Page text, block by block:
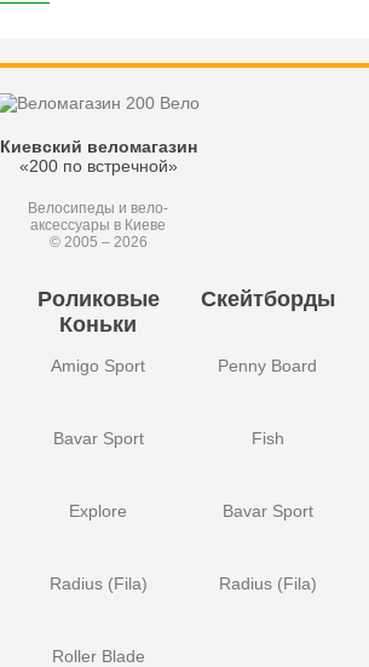
Киевский веломагазин
«200 по встречной»
Велосипеды и вело-
аксессуары в Киеве
© 2005 – 2026
Роликовые
Коньки
Amigo Sport
Bavar Sport
Explore
Radius (Fila)
Roller Blade
Скейтборды
Penny Board
Fish
Bavar Sport
Radius (Fila)